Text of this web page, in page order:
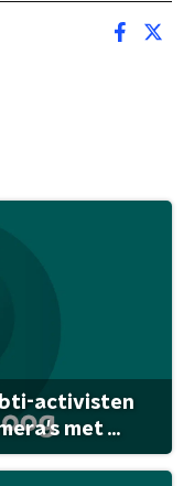
activisten
met ...